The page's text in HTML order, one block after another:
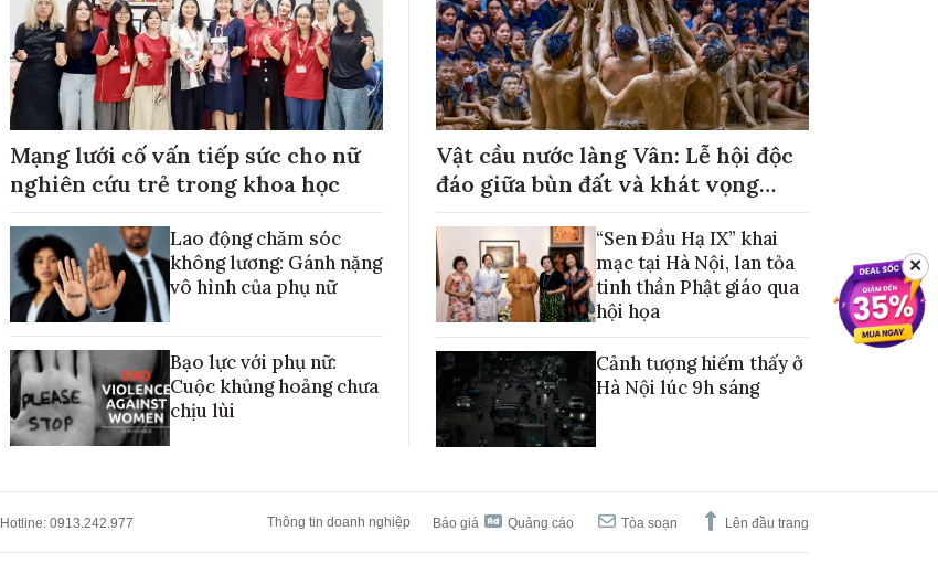
Mạng lưới cố vấn tiếp sức cho nữ
nghiên cứu trẻ trong khoa học
Lao động chăm sóc
không lương: Gánh nặng
vô hình của phụ nữ
Bạo lực với phụ nữ:
Cuộc khủng hoảng chưa
chịu lùi
Vật cầu nước làng Vân: Lễ hội độc
đáo giữa bùn đất và khát vọng
“Sen Đầu Hạ IX” khai
mạc tại Hà Nội, lan tỏa
tinh thần Phật giáo qua
hội họa
Cảnh tượng hiếm thấy ở
Hà Nội lúc 9h sáng
Hotline: 0913.242.977 Thông tin doanh nghiệp Báo giá Quảng cáo Tòa soạn Lên đầu trang
✕